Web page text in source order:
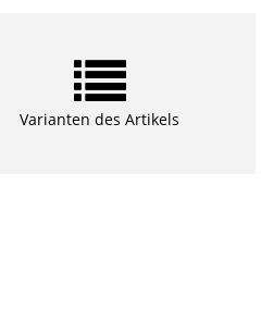
Varianten des Artikels